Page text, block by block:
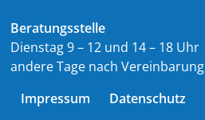
Beratungsstelle
Dienstag 9 – 12 und 14 – 18 Uhr
andere Tage nach Vereinbarung
Impressum
Datenschutz